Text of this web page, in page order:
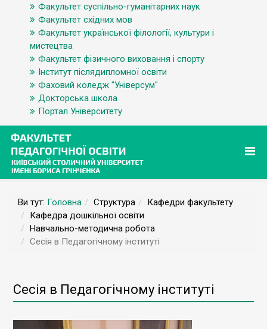
Факультет суспільно-гуманітарних наук
Факультет східних мов
Факультет української філології, культури і
мистецтва
Факультет фізичного виховання і спорту
Інститут післядипломної освіти
Фаховий коледж "Універсум"
Докторська школа
Портал Університету
Ви тут: Головна Структура
Кафедри факультету
Кафедра дошкільної освіти
Навчально-методична робота
Сесія в Педагогічному інституті
Сесія в Педагогічному інституті